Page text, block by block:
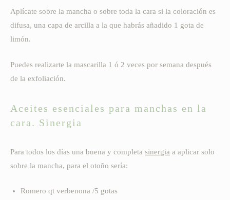
Aplícate sobre la mancha o sobre toda la cara si la coloración es
difusa, una capa de arcilla a la que habrás añadido 1 gota de
limón.
Puedes realizarte la mascarilla 1 ó 2 veces por semana después
de la exfoliación.
Aceites esenciales para manchas en la
cara. Sinergia
Para todos los días una buena y completa sinergia a aplicar solo
sobre la mancha, para el otoño sería:
Romero qt verbenona /5 gotas